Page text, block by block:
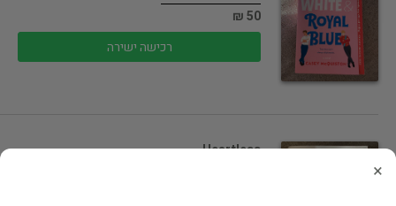
50 ₪
רכישה ישירה
Heartless
×